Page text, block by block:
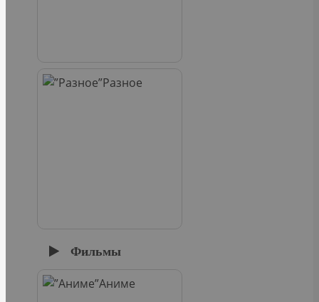
Разное
Фильмы
Аниме